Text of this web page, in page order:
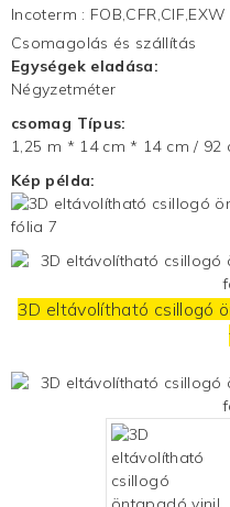
Incoterm : FOB,CFR,CIF,EXW
Csomagolás és szállítás
Egységek eladása:
Négyzetméter
csomag Típus:
1,25 m * 14 cm * 14 cm / 92
Kép példa:
3D eltávolítható csillogó